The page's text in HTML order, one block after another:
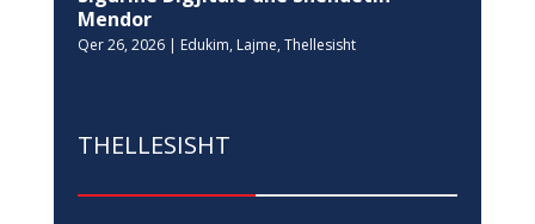
Mendor
Qer 26, 2026| Edukim, Lajme, Thellesisht
THELLESISHT